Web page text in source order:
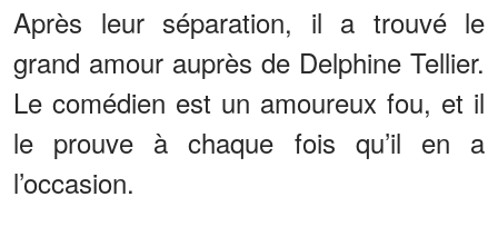
Après leur séparation, il a trouvé le
grand amour auprès de Delphine Tellier.
Le comédien est un amoureux fou, et il
le prouve à chaque fois qu’il en a
l’occasion.